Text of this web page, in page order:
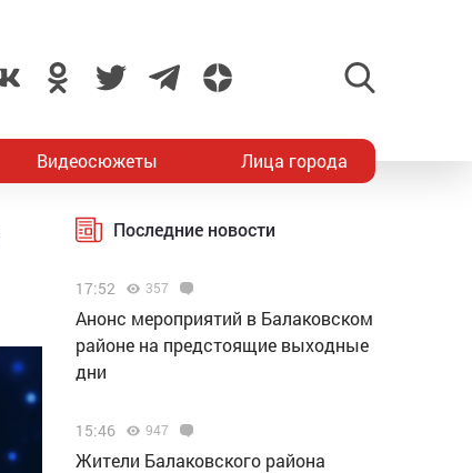
Видеосюжеты Лица города
Последние новости
17:52 357
Анонс мероприятий в Балаковском
районе на предстоящие выходные
дни
15:46 947
Жители Балаковского района